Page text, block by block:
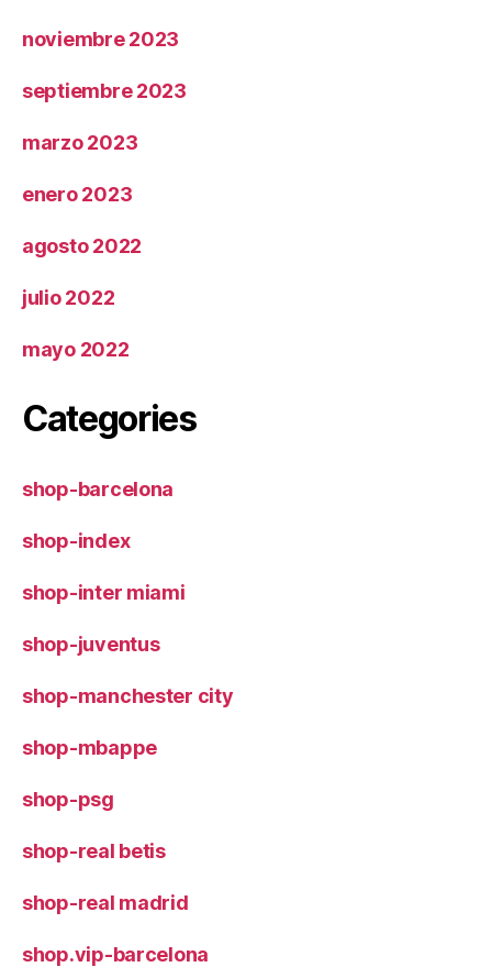
noviembre 2023
septiembre 2023
marzo 2023
enero 2023
agosto 2022
julio 2022
mayo 2022
Categories
shop-barcelona
shop-index
shop-inter miami
shop-juventus
shop-manchester city
shop-mbappe
shop-psg
shop-real betis
shop-real madrid
shop.vip-barcelona